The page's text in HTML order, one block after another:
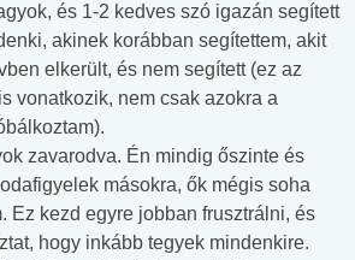
és 1-2 kedves szó igazán segített
akinek korábban segítettem, akit
elkerült, és nem segített (ez az
vonatkozik, nem csak azokra a
zavarodva. Én mindig őszinte és
másokra, ők mégis soha
Ez kezd egyre jobban frusztrálni, és
hogy inkább tegyek mindenkire.